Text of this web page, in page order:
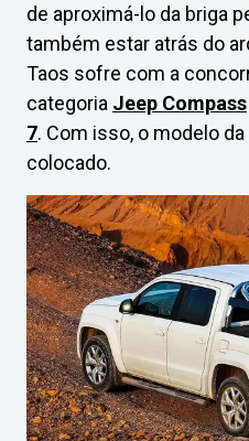
de aproximá-lo da briga
também estar atrás do
Taos sofre com a
categoria Jeep Compass
7. Com isso, o modelo
colocado.